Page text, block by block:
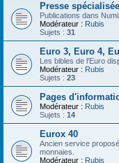
Presse
Publications dans
Modérateur : Rubis
Sujets : 31
Euro 3, Euro 4,
Les bibles de l'Euro
Modérateur : Rubis
Sujets : 23
Pages
Modérateur : Rubis
Sujets : 14
Eurox 40
Ancien service
monnaies.
Modérateur : Rubis